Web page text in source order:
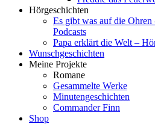
Hörgeschichten
Es gibt was auf die
Podcasts
Papa erklärt die Welt –
Wunschgeschichten
Meine Projekte
Romane
Gesammelte Werke
Minutengeschichten
Commander Finn
Shop